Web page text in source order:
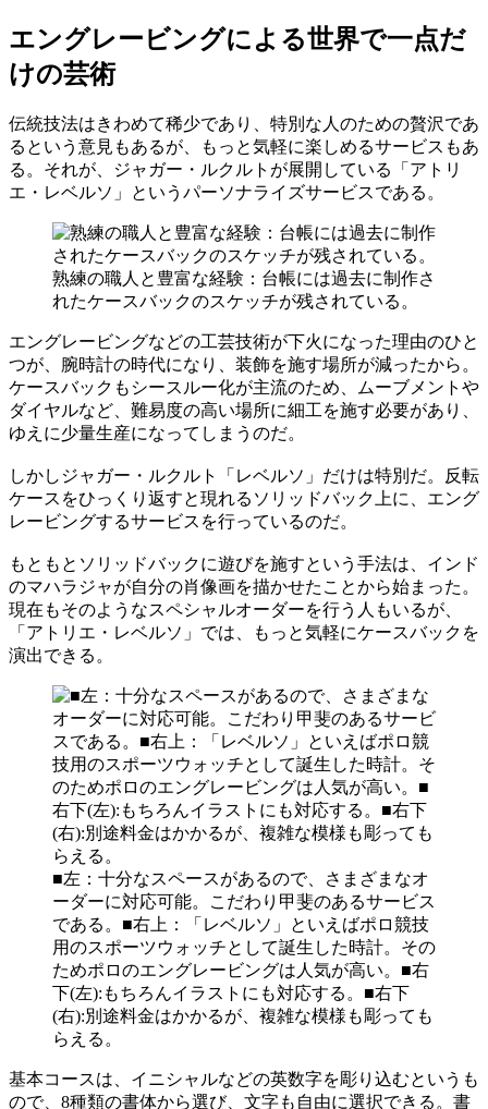
エングレービングによる世界で一点だ
けの芸術
伝統技法はきわめて稀少であり、特別な人のための贅沢であ
るという意見もあるが、もっと気軽に楽しめるサービスもあ
る。それが、ジャガー・ルクルトが展開している「アトリ
エ・レベルソ」というパーソナライズサービスである。
熟練の職人と豊富な経験：台帳には過去に制作さ
れたケースバックのスケッチが残されている。
エングレービングなどの工芸技術が下火になった理由のひと
つが、腕時計の時代になり、装飾を施す場所が減ったから。
ケースバックもシースルー化が主流のため、ムーブメントや
ダイヤルなど、難易度の高い場所に細工を施す必要があり、
ゆえに少量生産になってしまうのだ。
しかしジャガー・ルクルト「レベルソ」だけは特別だ。反転
ケースをひっくり返すと現れるソリッドバック上に、エング
レービングするサービスを行っているのだ。
もともとソリッドバックに遊びを施すという手法は、インド
のマハラジャが自分の肖像画を描かせたことから始まった。
現在もそのようなスペシャルオーダーを行う人もいるが、
「アトリエ・レベルソ」では、もっと気軽にケースバックを
演出できる。
■左：十分なスペースがあるので、さまざまなオ
ーダーに対応可能。こだわり甲斐のあるサービス
である。■右上：「レベルソ」といえばポロ競技
用のスポーツウォッチとして誕生した時計。その
ためポロのエングレービングは人気が高い。■右
下(左):もちろんイラストにも対応する。■右下
(右):別途料金はかかるが、複雑な模様も彫っても
らえる。
基本コースは、イニシャルなどの英数字を彫り込むというも
ので、8種類の書体から選び、文字も自由に選択できる。書